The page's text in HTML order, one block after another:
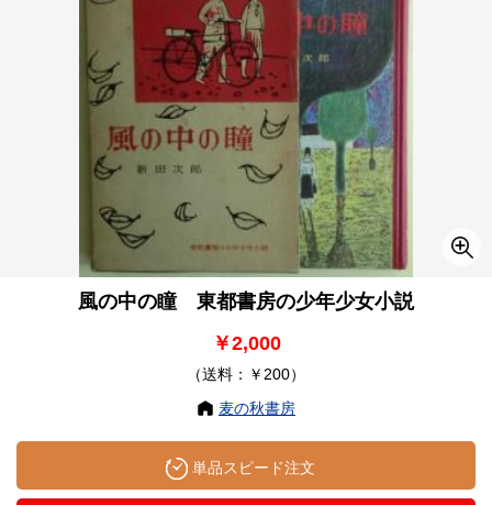
風の中の瞳 東都書房の少年少女小説
￥2,000
（送料：￥200）
麦の秋書房
単品スピード注文